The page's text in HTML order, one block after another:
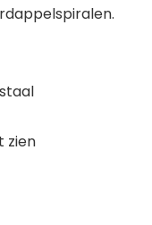
zien